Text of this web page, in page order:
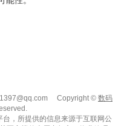
Copyright © 数码
，所提供的信息来源于互联网公